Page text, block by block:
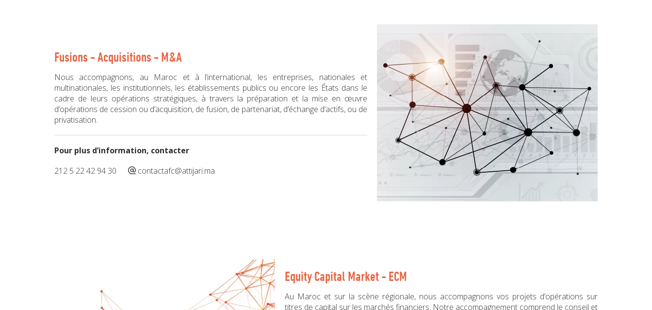
Fusions - Acquisitions - M&A
Nous accompagnons, au Maroc et à l’international, les entreprises, nationales et
multinationales, les institutionnels, les établissements publics ou encore les États dans le
cadre de leurs opérations stratégiques, à travers la préparation et la mise en œuvre
d’opérations de cession ou d’acquisition, de fusion, de partenariat, d’échange d’actifs, ou de
privatisation.
Pour plus d’information, contacter
212 5 22 42 94 30
contactafc@attijari.ma
Equity Capital Market - ECM
Au Maroc et sur la scène régionale, nous accompagnons vos projets d’opérations sur
titres de capital sur les marchés financiers. Notre accompagnement comprend le conseil et